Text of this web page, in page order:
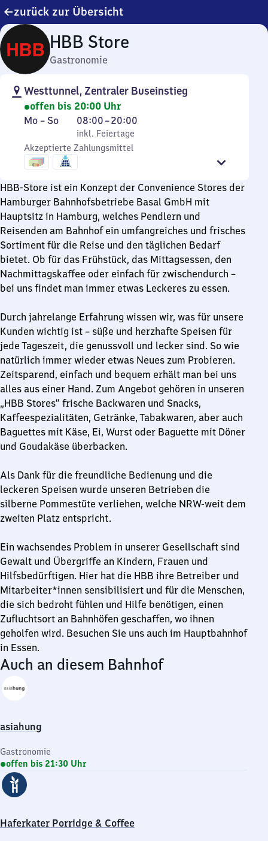
zurück zur Übersicht
HBB Store
Gastronomie
Westtunnel, Zentraler Buseinstieg
offen bis 20:00 Uhr
Montag
Sonntag
Mo – So,
inkl. Feiertage
08:00–20:00
Von
8
Uhr
Uhr
inkl. Feiertage
Akzeptierte Zahlungsmittel
HBB-Store ist ein Konzept der Convenience Stores der
Hamburger Bahnhofsbetriebe Basal GmbH mit
Hauptsitz in Hamburg, welches Pendlern und
Reisenden am Bahnhof ein umfangreiches und frisches
Sortiment für die Reise und den täglichen Bedarf
bietet. Ob für das Frühstück, das Mittagsessen, den
Nachmittagskaffee oder einfach für zwischendurch –
bei uns findet man immer etwas Leckeres zu essen.
Durch jahrelange Erfahrung wissen wir, was für unsere
Kunden wichtig ist – süße und herzhafte Speisen für
jede Tageszeit, die genussvoll und lecker sind. So wie
natürlich immer wieder etwas Neues zum Probieren.
Zeitsparend, einfach und bequem erhält man bei uns
alles aus einer Hand. Zum Angebot gehören in unseren
„HBB Stores“ frische Backwaren und Snacks,
Kaffeespezialitäten, Getränke, Tabakwaren, aber auch
Baguettes mit Käse, Ei, Wurst oder Baguette mit Döner
und Goudakäse überbacken.
Als Dank für die freundliche Bedienung und die
leckeren Speisen wurde unseren Betrieben die
silberne Pommestüte verliehen, welche NRW-weit dem
zweiten Platz entspricht.
Ein wachsendes Problem in unserer Gesellschaft sind
Gewalt und Übergriffe an Kindern, Frauen und
Hilfsbedürftigen. Hier hat die HBB ihre Betreiber und
Mitarbeiter*innen sensibilisiert und für die Menschen,
die sich bedroht fühlen und Hilfe benötigen, einen
Zufluchtsort an Bahnhöfen geschaffen, wo ihnen
geholfen wird. Besuchen Sie uns auch im Hauptbahnhof
in Essen.
Auch an diesem Bahnhof
asiahung
Gastronomie
offen bis 21:30 Uhr
Haferkater Porridge & Coffee